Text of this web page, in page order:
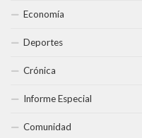
Economía
Deportes
Crónica
Informe Especial
Comunidad